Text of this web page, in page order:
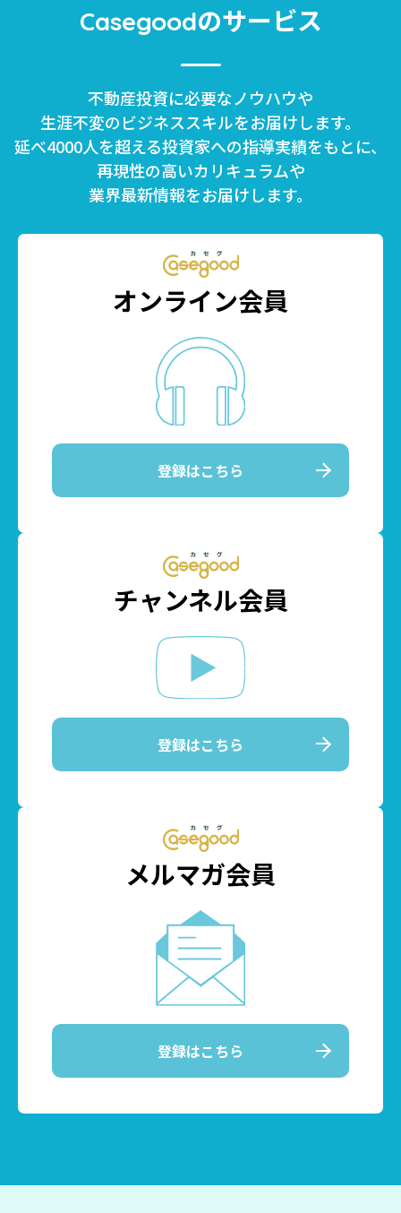
Casegoodのサービス
不動産投資に必要なノウハウや
生涯不変のビジネススキルをお届けします。
延べ4000人を超える投資家への指導実績をもとに、
再現性の高いカリキュラムや
業界最新情報をお届けします。
オンライン会員
登録はこちら
チャンネル会員
登録はこちら
メルマガ会員
登録はこちら